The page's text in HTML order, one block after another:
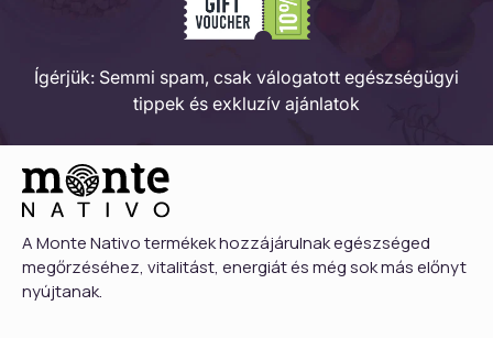
Ígérjük: Semmi spam, csak válogatott egészségügyi
tippek és exkluzív ajánlatok
A Monte Nativo termékek hozzájárulnak egészséged
megőrzéséhez, vitalitást, energiát és még sok más előnyt
nyújtanak.